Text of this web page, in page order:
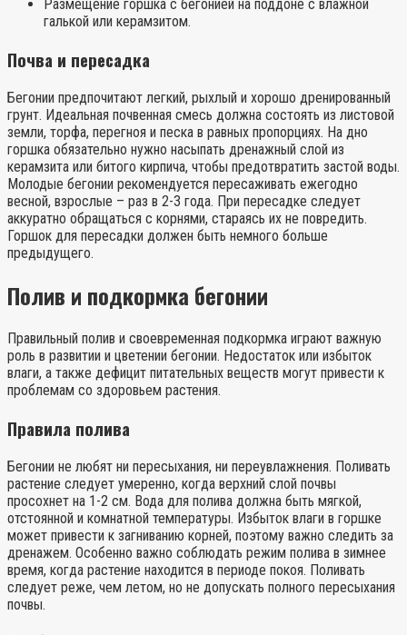
Размещение горшка с бегонией на поддоне с влажной
галькой или керамзитом.
Почва и пересадка
Бегонии предпочитают легкий, рыхлый и хорошо дренированный
грунт. Идеальная почвенная смесь должна состоять из листовой
земли, торфа, перегноя и песка в равных пропорциях. На дно
горшка обязательно нужно насыпать дренажный слой из
керамзита или битого кирпича, чтобы предотвратить застой воды.
Молодые бегонии рекомендуется пересаживать ежегодно
весной, взрослые – раз в 2-3 года. При пересадке следует
аккуратно обращаться с корнями, стараясь их не повредить.
Горшок для пересадки должен быть немного больше
предыдущего.
Полив и подкормка бегонии
Правильный полив и своевременная подкормка играют важную
роль в развитии и цветении бегонии. Недостаток или избыток
влаги, а также дефицит питательных веществ могут привести к
проблемам со здоровьем растения.
Правила полива
Бегонии не любят ни пересыхания, ни переувлажнения. Поливать
растение следует умеренно, когда верхний слой почвы
просохнет на 1-2 см. Вода для полива должна быть мягкой,
отстоянной и комнатной температуры. Избыток влаги в горшке
может привести к загниванию корней, поэтому важно следить за
дренажем. Особенно важно соблюдать режим полива в зимнее
время, когда растение находится в периоде покоя. Поливать
следует реже, чем летом, но не допускать полного пересыхания
почвы.